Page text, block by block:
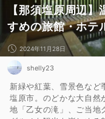
【那須塩原周辺
すめの旅館・ホテ
2024年11月28日
shelly23
新緑や紅葉、雪景色など
塩原市。のどかな大自然
地「乙女の滝」、ご当地